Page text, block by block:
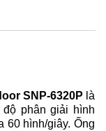
SNP-6320P là
phân giải hình
60 hình/giây. Ống